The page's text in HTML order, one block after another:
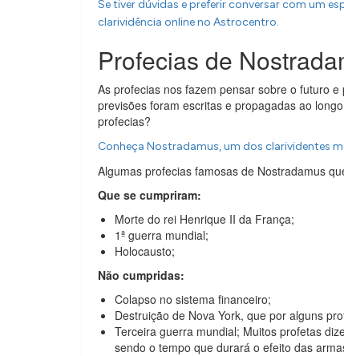
Se tiver dúvidas e preferir conversar com um
clarividência online no Astrocentro.
Profecias de
As profecias nos fazem pensar sobre o futuro
previsões foram escritas e propagadas ao
profecias?
Conheça Nostradamus, um dos clarividentes
Algumas profecias famosas de Nostradamus
Que se cumpriram:
Morte do rei Henrique II da França;
1ª guerra mundial;
Holocausto;
Não cumpridas:
Colapso no sistema financeiro;
Destruição de Nova York, que por alguns
Terceira guerra mundial; Muitos profetas
sendo o tempo que durará o efeito das